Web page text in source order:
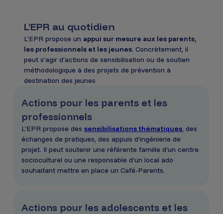
L’EPR au quotidien
L’EPR propose un appui sur mesure aux les parents,
les professionnels et les jeunes. Concrètement, il
peut s’agir d’actions de sensibilisation ou de soutien
méthodologique à des projets de prévention à
destination des jeunes
Actions pour les parents et les
professionnels
L’EPR propose des sensibilisations thématiques, des
échanges de pratiques, des appuis d’ingénierie de
projet. Il peut soutenir une référente famille d’un centre
socioculturel ou une responsable d’un local ado
souhaitant mettre en place un Café-Parents.
Actions pour les adolescents et les